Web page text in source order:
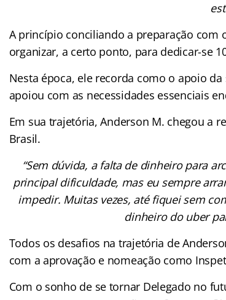
A princípio conciliando a preparação com
organizar, a certo ponto, para dedicar-se
Nesta época, ele recorda como o apoio
apoiou com as necessidades essenciais
Em sua trajetória, Anderson M. chegou a
Brasil.
“Sem dúvida, a falta de dinheiro para
principal dificuldade, mas eu sempre
impedir. Muitas vezes, até fiquei sem
dinheiro do uber
Todos os desafios na trajetória de
com a aprovação e nomeação como
Com o sonho de se tornar Delegado no